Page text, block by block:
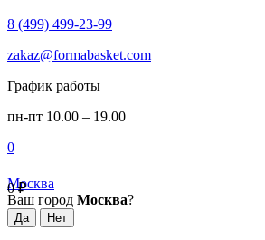
8 (499) 499-23-99
zakaz@formabasket.com
График работы
пн-пт 10.00 – 19.00
0
0₽
Москва
Ваш город Москва?